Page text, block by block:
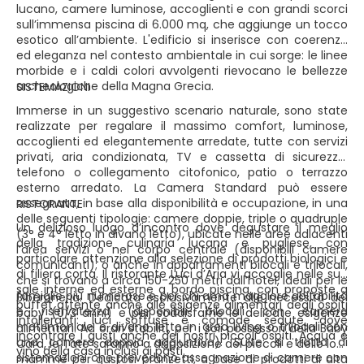
lucano, camere luminose, accoglienti e con grandi scorci
sull’immensa piscina di 6.000 mq, che aggiunge un tocco
esotico all’ambiente. L'edificio si inserisce con coerenza
ed eleganza nel contesto ambientale in cui sorge: le linee
morbide e i caldi colori avvolgenti rievocano le bellezze
archeologiche della Magna Grecia.
SISTEMAZIONI
Immerse in un suggestivo scenario naturale, sono state
realizzate per regalare il massimo comfort, luminose,
accoglienti ed elegantemente arredate, tutte con servizi
privati, aria condizionata, TV e cassetta di sicurezza,
telefono o collegamento citofonico, patio o terrazzo
esterno arredato. La Camera Standard può essere
assegnata, in base alla disponibilità e occupazione, in una
delle seguenti tipologie: camere doppie, triple o quadruple
(3° e 4° letto in divano letto), ubicate nelle aree adiacenti
l’area servizi o nel corpo centrale (disponibili camere
comunicanti); o anche in appartamenti bilocali e trilocali,
che si trovano a circa 150-250 metri dall’hotel, ideali per le
famiglie più numerose e per chi ama maggiore abitabilità
e riservatezza (disponibili bilocali con camera
matrimoniale e divano letto in area living o trilocali con
una camera doppia aggiuntiva). Suite: si tratta di
sistemazioni che prevedono assegnazione di camere con
RISTORANTE
Un delizioso luogo d’incontro dove degustare il meglio
della tradizione culinaria lucana e pugliese, con
particolare attenzione alla selezione di prodotti biologici e
di filiera corta. Il ristorante Luci d’Aria vi accoglie nelle sue
sale interne ed esterne a bordo piscina, con proposte a
buffet attente anche alle esigenze alimentari degli ospiti
intolleranti: luci soffuse e comode sedute, dove
incontrare i gusti anche dei nostri piccoli ospiti. Acqua e
vino della casa inclusi ai pasti.
Biberoneria. Dedicata esclusivamente alle necessità dei
baby (0/3 anni) e per soddisfarne le delicate esigenze
alimentari. Ad orari stabiliti, per i soli possessori della Baby
Card, le Tate saranno a disposizione dei piccoli e delle loro
mamme per gustosi pranzetti, a base di prodotti di alta